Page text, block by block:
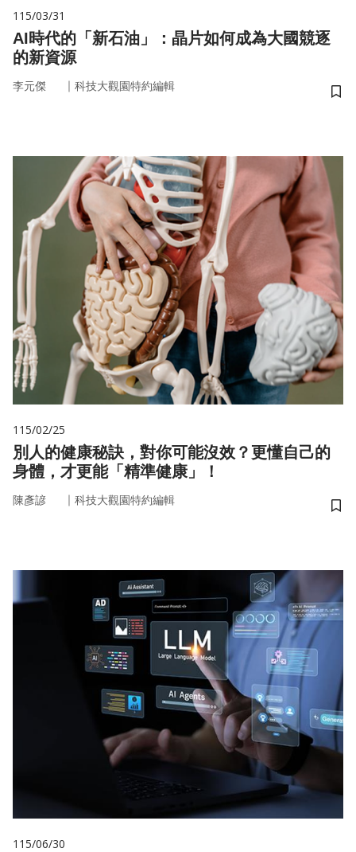
115/03/31
AI時代的「新石油」：晶片如何成為大國競逐
的新資源
李元傑 ｜ 科技大觀園特約編輯
儲
115/02/25
別人的健康秘訣，對你可能沒效？更懂自己的
身體，才更能「精準健康」！
陳彥諺 ｜ 科技大觀園特約編輯
儲
115/06/30